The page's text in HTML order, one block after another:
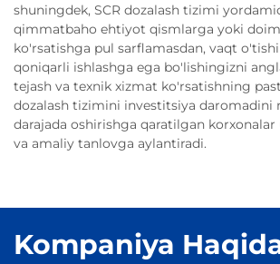
shuningdek, SCR dozalash tizimi
qimmatbaho ehtiyot qismlarga yoki
ko'rsatishga pul sarflamasdan, vaqt
qoniqarli ishlashga ega bo'lishingizni
tejash va texnik xizmat ko'rsatishning
dozalash tizimini investitsiya daromadini
darajada oshirishga qaratilgan
va amaliy tanlovga aylantiradi.
Kompaniya